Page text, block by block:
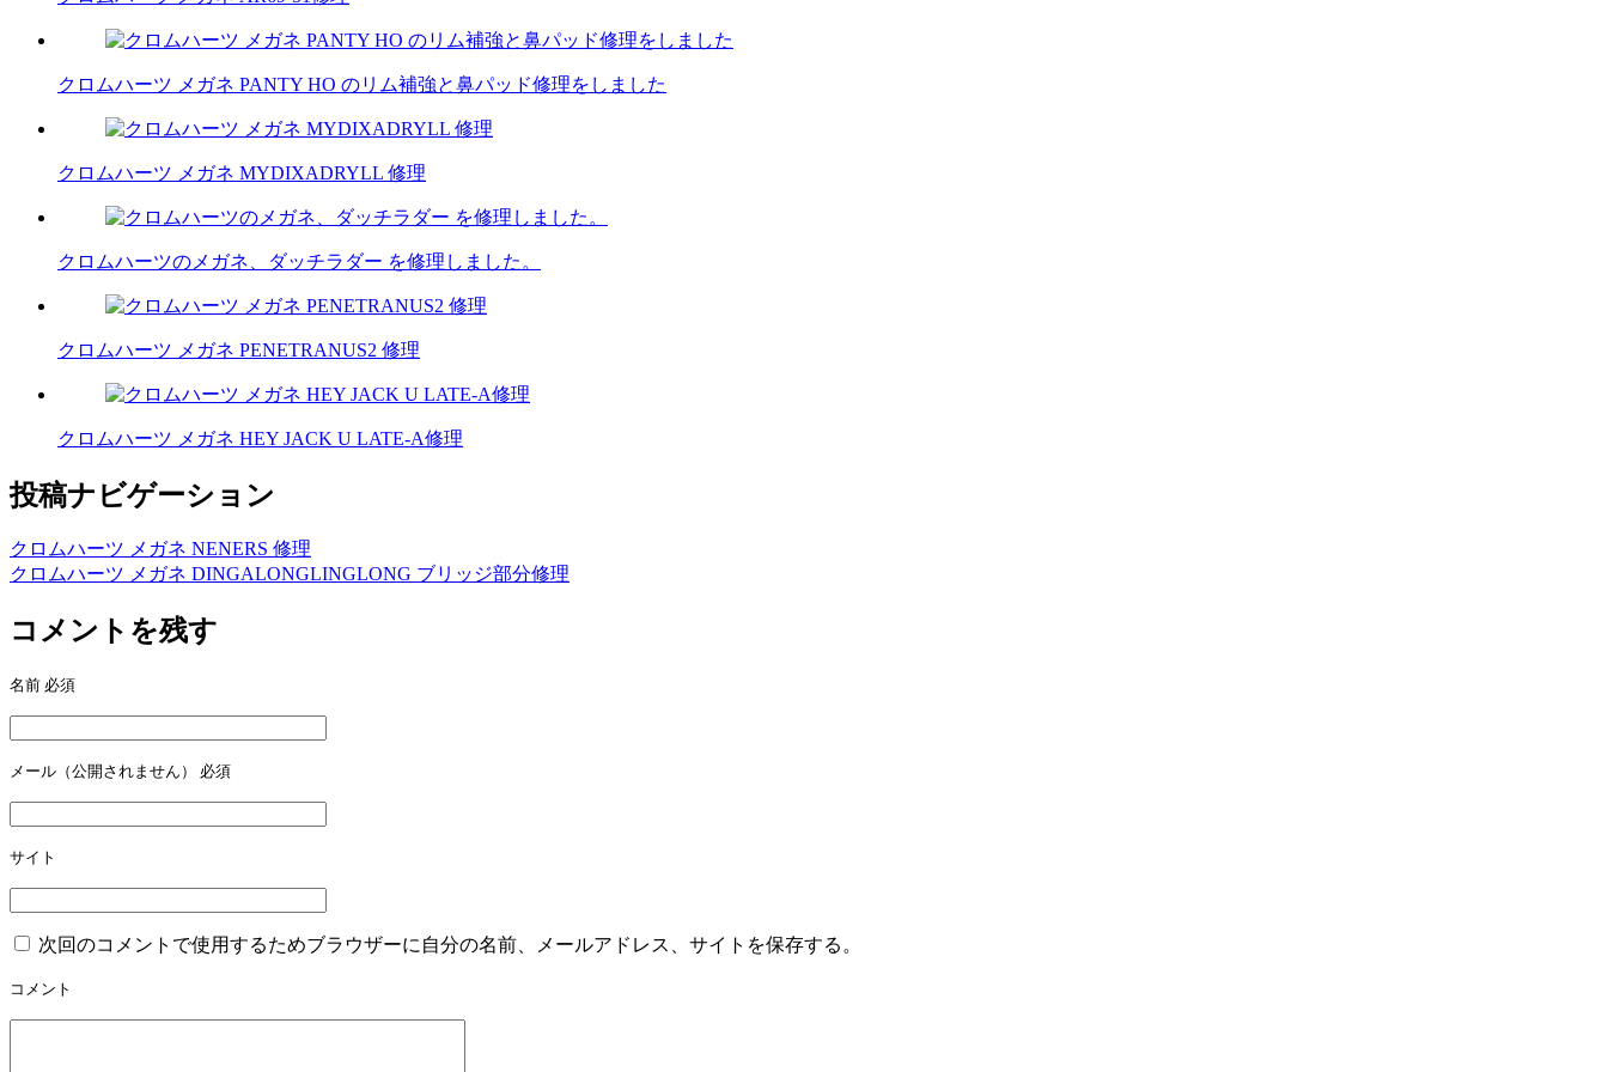
クロムハーツ メガネ PANTY HO のリム補強と鼻パッド修理をしました
クロムハーツ メガネ MYDIXADRYLL 修理
クロムハーツのメガネ、ダッチラダー を修理しました。
クロムハーツ メガネ PENETRANUS2 修理
クロムハーツ メガネ HEY JACK U LATE-A修理
投稿ナビゲーション
クロムハーツ メガネ NENERS 修理
クロムハーツ メガネ DINGALONGLINGLONG ブリッジ部分修理
コメントを残す
名前 必須
メール（公開されません） 必須
サイト
次回のコメントで使用するためブラウザーに自分の名前、メールアドレス、サイトを保存する。
コメント